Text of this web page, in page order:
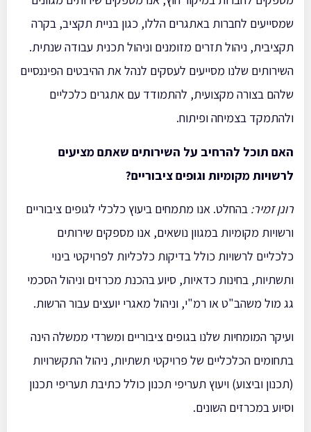
שמסייעים לחברות באתגרים הללו, כגון בניית תקציב, בקרה
תקציבית, ניהול תזרים מזומנים וניהול תכנית עבודה שנתית.
השירותים שלנו מסייעים לעסקים לנהל את ההיבטים הפיננסיים
שלהם בצורה מקצועית, להתמודד עם אתגרים כלכליים
ולהתמקד בצמיחה ופיתוח.
האם תוכל להרחיב על השירותים שאתם מציעים
לרשויות מקומיות וגופים ציבוריים?
רונן זמיר: בהחלט. אנו מתמחים ביעוץ כלכלי לגופים ציבוריים
ורשויות מקומיות במגוון נושאים, אנו מספקים שירותים
כלכליים לרשויות כולל בדיקות כלכליות לפרויקטי בינוי
ותשתיות, בחינות כדאיות, סיוע בהכנת מכרזים וניהול הסכמי
גג מול משהב"ט או רמ"י, וניהול מאגרי יועצים עבור הרשות.
ועיקר המומחיות שלנו בגופים ציבוריים ומשרדי ממשלה הינה
בתחומים הכלכליים של פרויקטי תשתיות, ניהול התקשרויות
(תכנון וביצוע) ויעוץ תעריפי תכנון כולל כתיבת תעריפי תכנון
וסיוע במכרזים השונים.